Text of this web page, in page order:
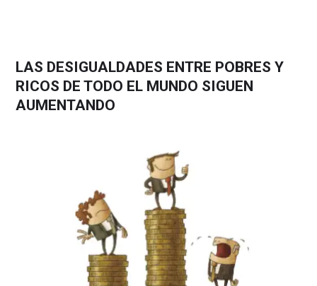
LAS DESIGUALDADES ENTRE POBRES Y
RICOS DE TODO EL MUNDO SIGUEN
AUMENTANDO